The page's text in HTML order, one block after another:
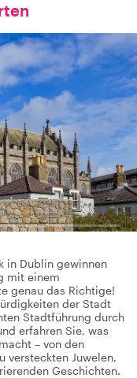
in Dublin gewinnen
mit einem
genau das Richtige!
der Stadt
Stadtführung durch
erfahren Sie, was
– von den
versteckten Juwelen,
Geschichten.